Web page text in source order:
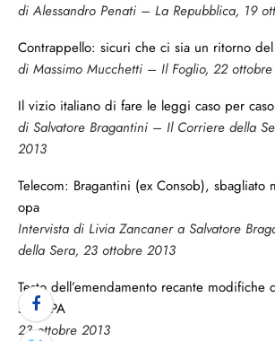
di Alessandro Penati – La Repubblica, 19
Contrappello: sicuri che ci sia un ritorno
di Massimo Mucchetti – Il Foglio, 22
Il vizio italiano di fare le leggi caso per caso
di Salvatore Bragantini – Il Corriere della
2013
Telecom: Bragantini (ex Consob), sbagliato
opa
Intervista di Livia Zancaner a Salvatore
della Sera, 23 ottobre 2013
Testo dell’emendamento recante modifiche
sull’OPA
23 ottobre 2013